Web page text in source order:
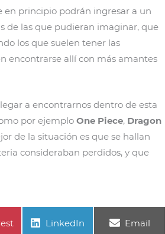
en principio podrán ingresar a un
de las que pudieran imaginar, que
los que suelen tener las
encontrarse allí con más amantes
a encontrarnos dentro de esta
por ejemploOne Piece, Dragon
de la situación es que se hallan
consideraban perdidos, y que
Compartir
LinkedIn Compartir
Email